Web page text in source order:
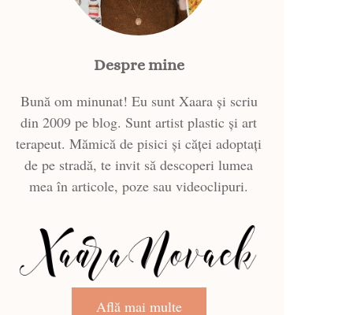
Despre mine
Bună om minunat! Eu sunt Xaara și scriu
din 2009 pe blog. Sunt artist plastic și art
terapeut. Mămică de pisici și căței adoptați
de pe stradă, te invit să descoperi lumea
mea în articole, poze sau videoclipuri.
Află mai multe